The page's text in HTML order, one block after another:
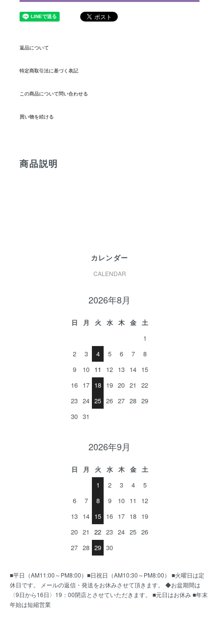
返品について
特定商取引法に基づく表記
この商品について問い合わせる
買い物を続ける
商品説明
カレンダー
CALENDAR
2026年8月
日 月 火 水 木 金
土
1
2
3 4 5 6 7
8
9
10 11 12 13 14 15
16 17 18 19 20 21
22
23 24 25 26 27 28 29
30 31
2026年9月
日 月 火 水 木 金
土
1
2 3 4
5
6
7 8 9 10 11
12
13 14 15 16 17 18 19
20 21 22 23 24 25 26
27 28 29 30
■平日（AM11:00～PM8:00）■日祝日（AM10:30～PM8:00） ■火曜日は定
休日です。 メールの返信・発送をお休みさせて頂きます。 ◆お盆期間は
〈9日から16日〉19：00閉店とさせていただきます。 ■元日はお休み ■年末
年始は短縮営業